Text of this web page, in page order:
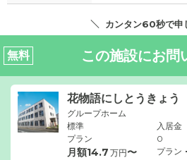
カンタン60秒で申
無料 この施設にお問
花物語にしとうきょう
グループホーム
標準
プラン
月額14.7 万円〜
入居金
0
プラン